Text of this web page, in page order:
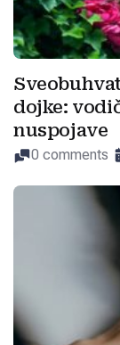
dojke:
nuspojave
0 comments